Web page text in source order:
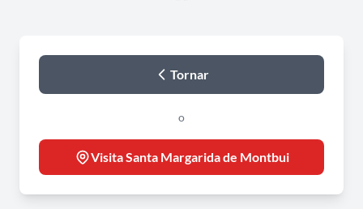
Tornar
o
Visita Santa Margarida de Montbui